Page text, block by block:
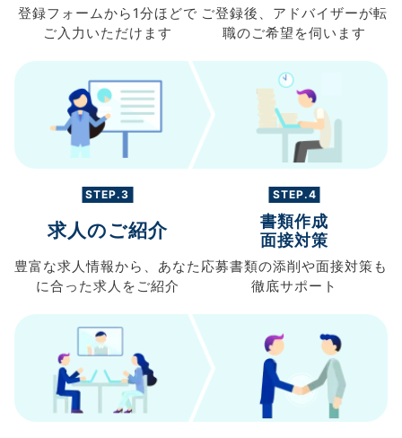
登録フォームから 1分ほどで
ご入力 いただけます
ご登録後、 アドバイザーが転
職のご希望を伺います
STEP.3
求人のご紹介
豊富な求人情報から、 あなた
に合った求人を ご紹介
STEP.4
書類作成
面接対策
応募書類の添削や面接対策も
徹底サポート